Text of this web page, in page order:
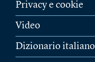
Privacy e cookie
Video
Dizionario italiano